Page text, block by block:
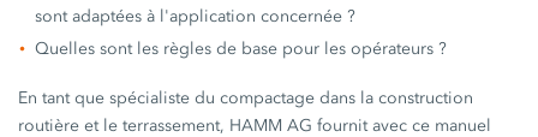
sont adaptées à l'application concernée ?
Quelles sont les règles de base pour les opérateurs ?
En tant que spécialiste du compactage dans la construction
routière et le terrassement, HAMM AG fournit avec ce manuel